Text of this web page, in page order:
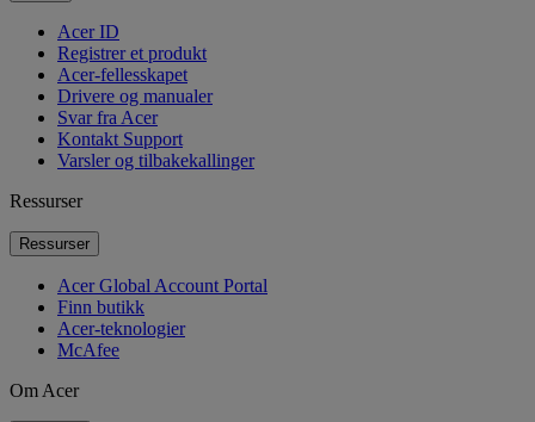
Acer ID
Registrer et produkt
Acer-fellesskapet
Drivere og manualer
Svar fra Acer
Kontakt Support
Varsler og tilbakekallinger
Ressurser
Ressurser
Acer Global Account Portal
Finn butikk
Acer-teknologier
McAfee
Om Acer